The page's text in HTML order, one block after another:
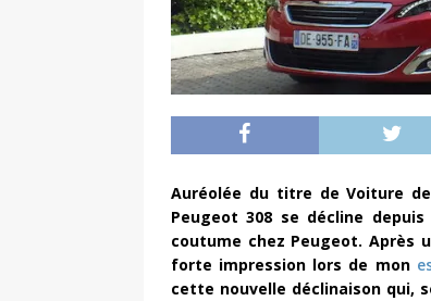
Auréolée du titre de Voiture de
Peugeot 308 se décline
coutume chez Peugeot. Après
forte impression lors de mon
cette nouvelle déclinaison qui,